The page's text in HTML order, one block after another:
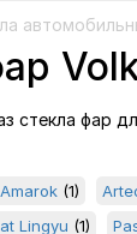
стекла фар
Amarok (1)
Lingyu (1)